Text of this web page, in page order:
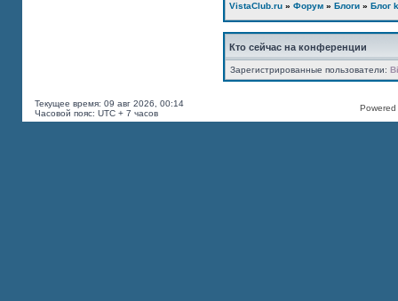
VistaClub.ru » Форум » Блоги » Блог
Кто сейчас на конференции
Зарегистрированные пользователи:
Текущее время: 09 авг 2026, 00:14
Часовой пояс: UTC + 7 часов